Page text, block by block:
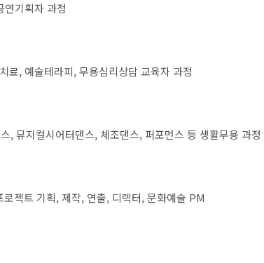
연기획자 과정
료, 예술테라피,무용심리상담 교육자 과정
,뮤지컬시어터댄스, 체조댄스, 퍼포먼스 등 생활무용 과정
로젝트 기획, 제작, 연출, 디렉터,문화예술 PM